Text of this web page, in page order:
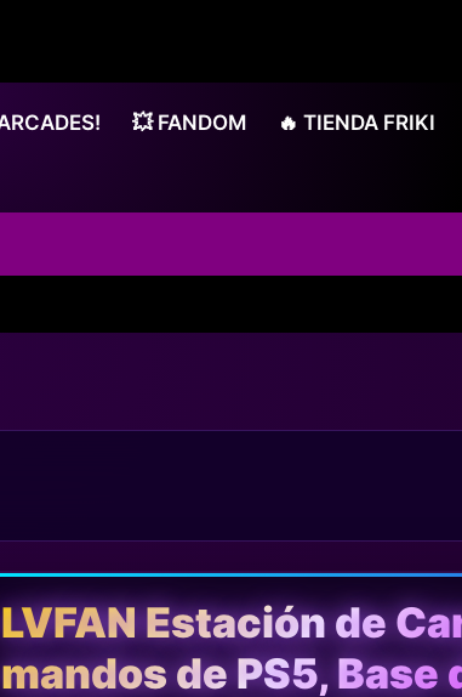
💥 FANDOM 🔥 TIENDA FRIKI
LVFAN Estación de
mandos de PS5, Base